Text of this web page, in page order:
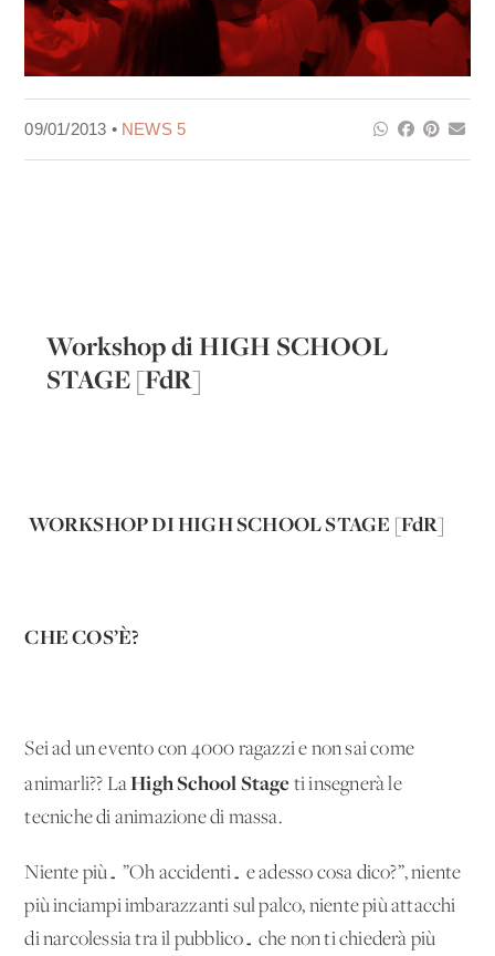
09/01/2013 • NEWS 5
Workshop di HIGH SCHOOL
STAGE [FdR]
WORKSHOP DI HIGH SCHOOL STAGE [FdR]
CHE COS’È?
Sei ad un evento con 4000 ragazzi e non sai come
animarli?? LaHigh School Stage ti insegnerà le
tecniche di animazione di massa.
Niente più… ”Oh accidenti… e adesso cosa dico?”, niente
più inciampi imbarazzanti sul palco, niente più attacchi
di narcolessia tra il pubblico… che non ti chiederà più